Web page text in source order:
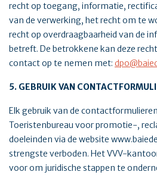
recht op toegang, informatie,
van de verwerking, het recht om te
recht op overdraagbaarheid van de
betreft. De betrokkene kan deze
contact op te nemen met:
5. GEBRUIK VAN
Elk gebruik van de
Toeristenbureau voor promotie-,
doeleinden via de website
strengste verboden. Het VVV-
voor om juridische stappen te